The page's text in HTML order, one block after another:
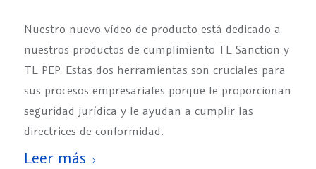
Nuestro nuevo vídeo de producto está dedicado a
nuestros productos de cumplimiento TL Sanction y
TL PEP. Estas dos herramientas son cruciales para
sus procesos empresariales porque le proporcionan
seguridad jurídica y le ayudan a cumplir las
directrices de conformidad.
Leer más